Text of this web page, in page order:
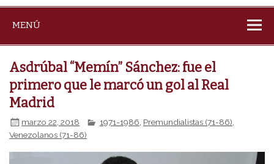
MENÚ
Asdrúbal “Memín” Sánchez: fue el
primero que le marcó un gol al Real
Madrid
marzo 22, 2018 1971-1986 Premundialistas (71-86)
Venezolanos (71-86)